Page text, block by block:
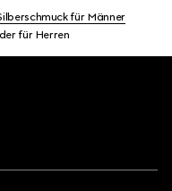
für Männer
für Herren